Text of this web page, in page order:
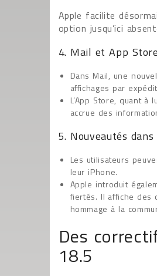
Apple facilite
option jusqu’ici
4. Mail et App
Dans Mail, une
affichages par
L’App Store, quant
accrue des
5. Nouveautés
Les utilisateurs
leur iPhone.
Apple introduit
fiertés. Il affiche des
hommage à la
Des
18.5